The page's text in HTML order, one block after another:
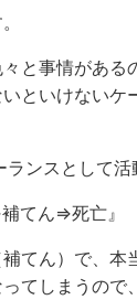
と事情がある
といけないケ
ンスとして活
てん⇒死亡』
てん）で、本
てしまうので